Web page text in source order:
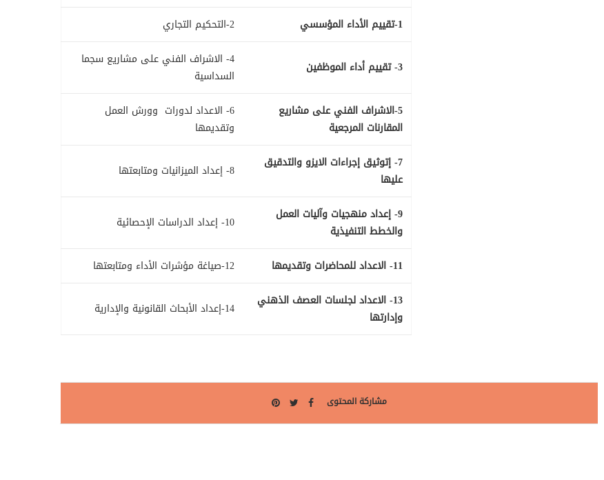
1-تقييم الأداء المؤسسي
2-التحكيم التجاري
3- تقييم أداء الموظفين
4- الاشراف الفني على مشاريع سجما
السداسية
5-الاشراف الفني على مشاريع
المقارنات المرجعية
6- الاعداد لدورات وورش العمل
وتقديمها
7- إتوثيق إجراءات الايزو والتدقيق
عليها
8- إعداد الميزانيات ومتابعتها
9- إعداد منهجيات وآليات العمل
والخطط التنفيذية
10- إعداد الدراسات الإحصائية
11- الاعداد للمحاضرات وتقديمها
12-صياغة مؤشرات الأداء ومتابعتها
13- الاعداد لجلسات العصف الذهني
وإدارتها
14-إعداد الأبحاث القانونية والإدارية
مشاركة المحتوى